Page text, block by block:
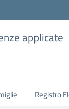
applicate
Registro